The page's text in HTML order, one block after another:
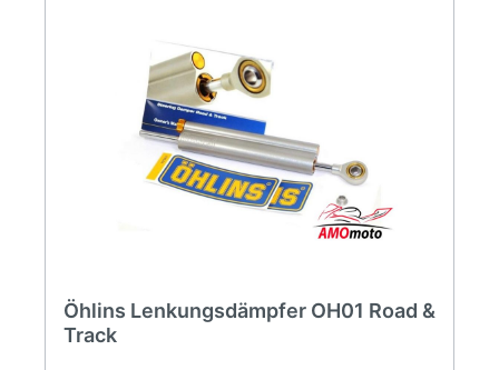
Öhlins Lenkungsdämpfer OH01 Road &
Track